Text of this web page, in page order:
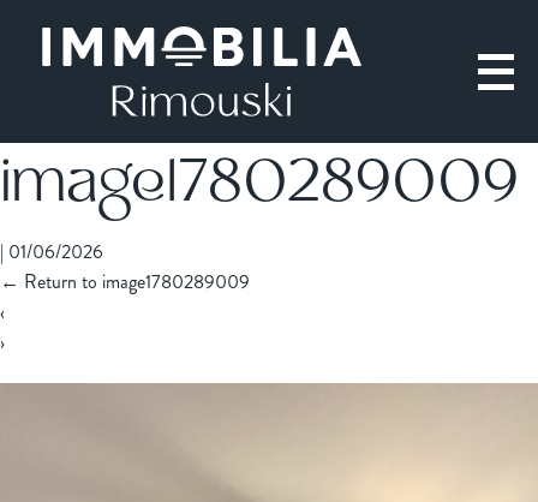
image1780289009
| 01/06/2026
← Return to image1780289009
‹
›